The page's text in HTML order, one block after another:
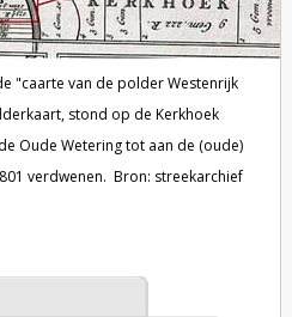
"caarte van de polder Westenrijk
stond op de Kerkhoek
Oude Wetering tot aan de (oude)
verdwenen. Bron: streekarchief